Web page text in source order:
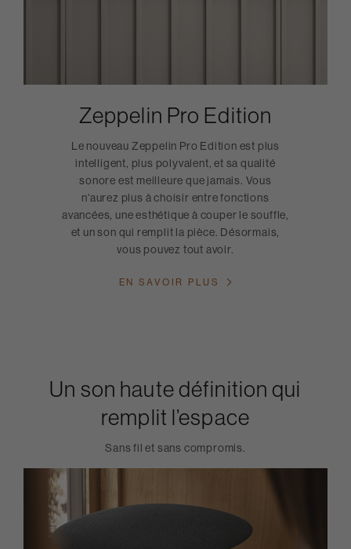
Zeppelin Pro Edition
Le nouveau Zeppelin Pro Edition est plus
intelligent, plus polyvalent, et sa qualité
sonore est meilleure que jamais. Vous
n'aurez plus à choisir entre fonctions
avancées, une esthétique à couper le souffle,
et un son qui remplit la pièce. Désormais,
vous pouvez tout avoir.
EN SAVOIR PLUS
Un son haute définition qui
remplit l’espace
Sans fil et sans compromis.